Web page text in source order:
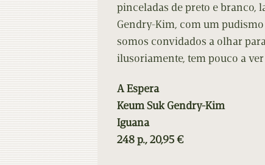
pinceladas de preto e branco,
Gendry-Kim, com um
somos convidados a olhar
ilusoriamente, tem pouco a
A Espera
Keum Suk Gendry-Kim
Iguana
248 p., 20,95 €